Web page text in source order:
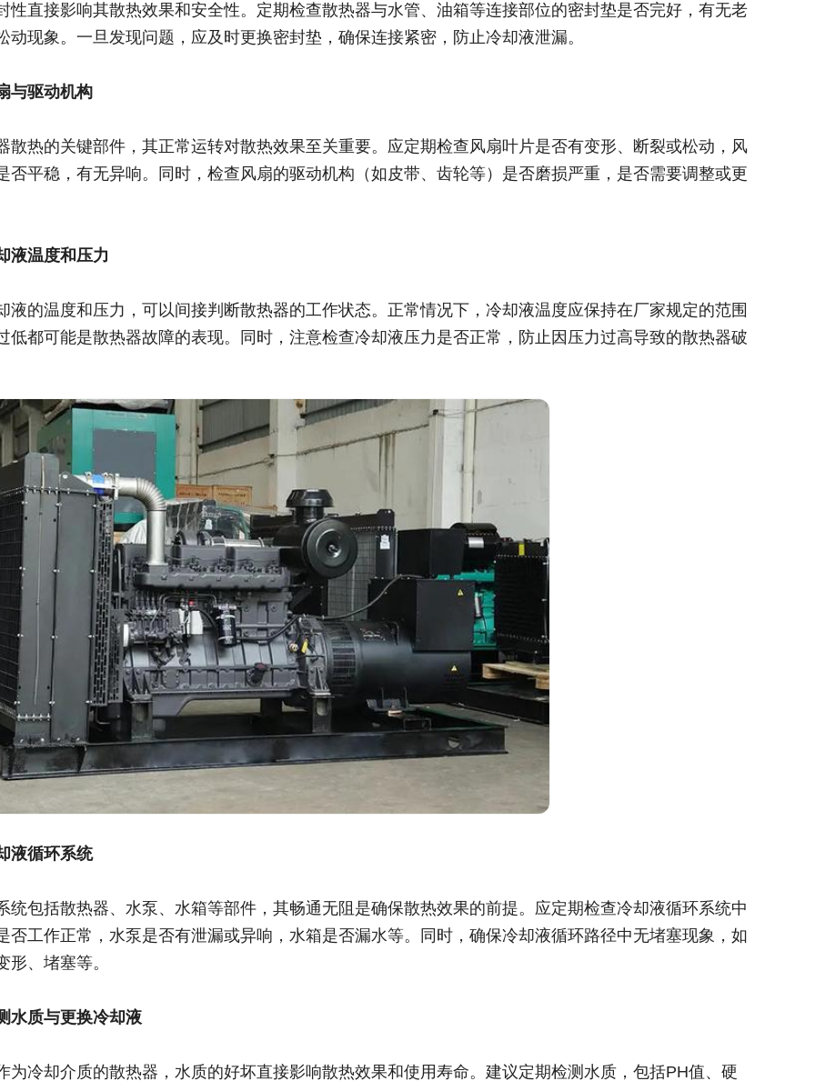
性直接影响其散热效果和安全性。定期检查散热器与水管、油箱等连接部位的密封垫是否完好，有无老
动现象。一旦发现问题，应及时更换密封垫，确保连接紧密，防止冷却液泄漏。
与驱动机构
散热的关键部件，其正常运转对散热效果至关重要。应定期检查风扇叶片是否有变形、断裂或松动，风
否平稳，有无异响。同时，检查风扇的驱动机构（如皮带、齿轮等）是否磨损严重，是否需要调整或更
液温度和压力
液的温度和压力，可以间接判断散热器的工作状态。正常情况下，冷却液温度应保持在厂家规定的范围
低都可能是散热器故障的表现。同时，注意检查冷却液压力是否正常，防止因压力过高导致的散热器破
液循环系统
统包括散热器、水泵、水箱等部件，其畅通无阻是确保散热效果的前提。应定期检查冷却液循环系统中
否工作正常，水泵是否有泄漏或异响，水箱是否漏水等。同时，确保冷却液循环路径中无堵塞现象，如
形、堵塞等。
水质与更换冷却液
为冷却介质的散热器，水质的好坏直接影响散热效果和使用寿命。建议定期检测水质，包括PH值、硬